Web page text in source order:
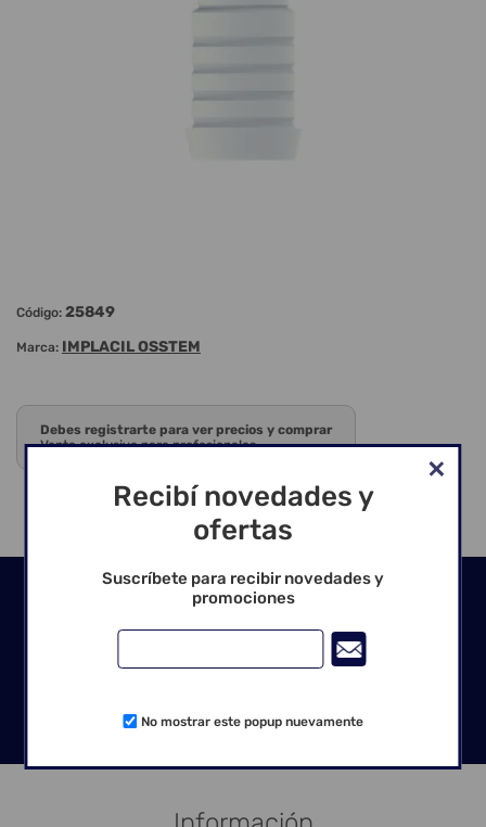
Código: 25849
Marca: IMPLACIL OSSTEM
Debes registrarte para ver precios y comprar
Venta exclusiva para profesionales
Seguinos en las redes
Recibí novedades y
ofertas
Suscríbete para recibir novedades y
promociones
No mostrar este popup nuevamente